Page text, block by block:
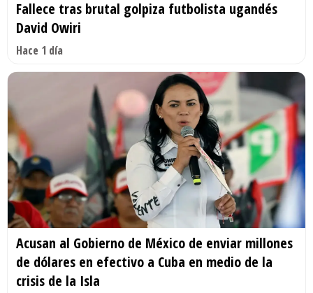
Fallece tras brutal golpiza futbolista ugandés
David Owiri
Hace 1 día
Acusan al Gobierno de México de enviar millones
de dólares en efectivo a Cuba en medio de la
crisis de la Isla